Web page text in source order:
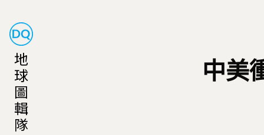
地
球
圖
輯
隊
中美